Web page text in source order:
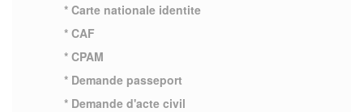
* Carte nationale identite
* CAF
* CPAM
* Demande passeport
* Demande d'acte civil